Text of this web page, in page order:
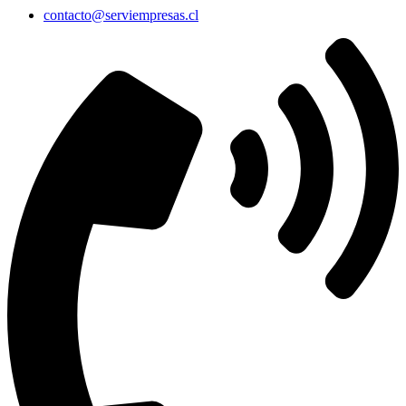
contacto@serviempresas.cl